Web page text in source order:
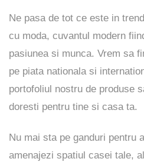
Ne pasa de tot ce este in
cu moda, cuvantul modern
pasiunea si munca. Vrem sa
pe piata nationala si
portofoliul nostru de produse
doresti pentru tine si casa ta.
Nu mai sta pe ganduri pentru
amenajezi spatiul casei tale,